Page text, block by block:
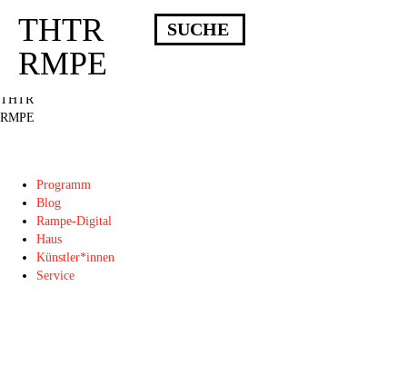
Deprecated : Die Funktion post_permalink ist seit Version 4.4.0 veraltet!
Verwende stattdessen get_permalink(). in
/homepages/10/d43051023/htdocs/wordpress/wp-includes/functions.php
THTR
RMPE
Programm
Blog
Rampe-Digital
Haus
Künstler*innen
Service
THTR
RMPE